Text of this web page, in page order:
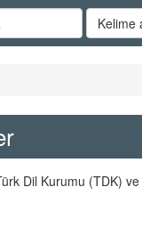
Kelime
Dil Kurumu (TDK)